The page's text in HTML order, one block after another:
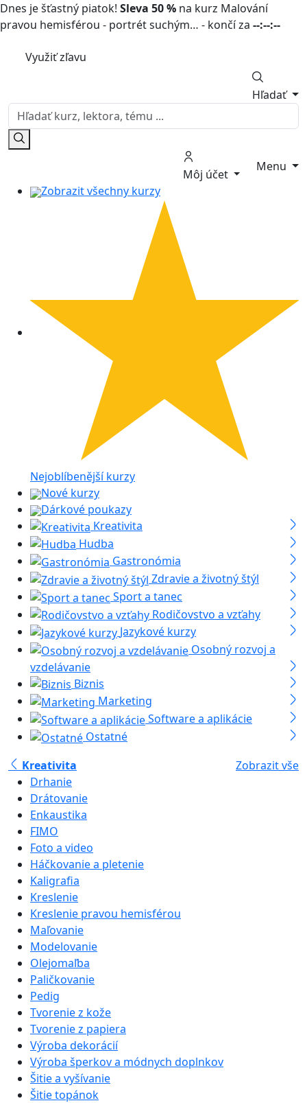
Dnes je šťastný piatok! Sleva 50 % na kurz Malování
pravou hemisférou - portrét suchým… - končí za --:--:--
Využiť zľavu
Hľadať
Môj účet
Menu
Zobrazit všechny kurzy
Nejoblíbenější kurzy
Nové kurzy
Dárkové poukazy
Kreativita
Hudba
Gastronómia
Zdravie a životný štýl
Sport a tanec
Rodičovstvo a vzťahy
Jazykové kurzy
Osobný rozvoj a
vzdelávanie
Biznis
Marketing
Software a aplikácie
Ostatné
Kreativita
Zobrazit vše
Drhanie
Drátovanie
Enkaustika
FIMO
Foto a video
Háčkovanie a pletenie
Kaligrafia
Kreslenie
Kreslenie pravou hemisférou
Maľovanie
Modelovanie
Olejomaľba
Paličkovanie
Pedig
Tvorenie z kože
Tvorenie z papiera
Výroba dekorácií
Výroba šperkov a módnych doplnkov
Šitie a vyšívanie
Šitie topánok